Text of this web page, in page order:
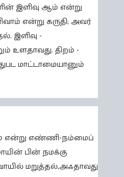
இளிவு ஆம் என்று
என்று கருதி; அவர்
இளிவு -
உளதாவது. திறம் -
மாட்டாமையானும்
என்று எண்ணி-நம்மைப்
பின் நமக்கு
மறுத்தல்,அஃதாவது